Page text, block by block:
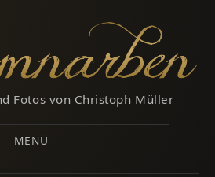
Fotos von Christoph Müller
MENÜ